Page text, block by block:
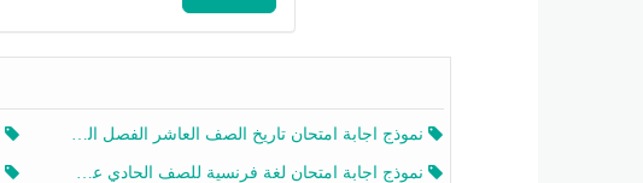
نموذج اجابة امتحان تاريخ الصف العاشر الفصل الثاني 2025-2026
نموذج اجابة امتحان لغة فرنسية للصف الحادي عشر أدبي الفصل الثاني 2025-2026